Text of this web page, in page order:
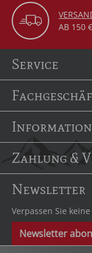
AB 150
Service
Information
Zahlung &
Newsletter
Verpassen Sie
Newsletter